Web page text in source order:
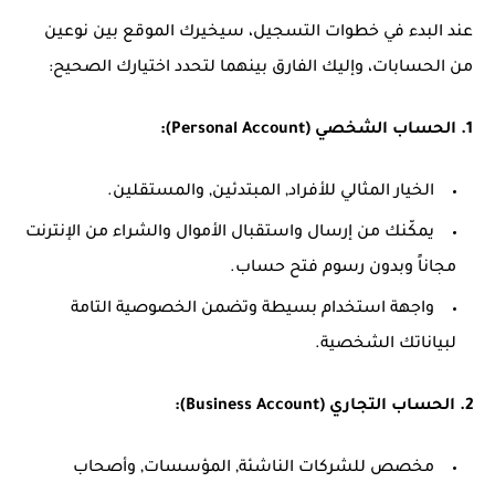
عند البدء في خطوات التسجيل، سيخيرك الموقع بين نوعين
من الحسابات، وإليك الفارق بينهما لتحدد اختيارك الصحيح:
1. الحساب الشخصي (Personal Account):
الخيار المثالي للأفراد, المبتدئين, والمستقلين.
يمكّنك من إرسال واستقبال الأموال والشراء من الإنترنت
مجاناً وبدون رسوم فتح حساب.
واجهة استخدام بسيطة وتضمن الخصوصية التامة
لبياناتك الشخصية.
2. الحساب التجاري (Business Account):
مخصص للشركات الناشئة, المؤسسات, وأصحاب